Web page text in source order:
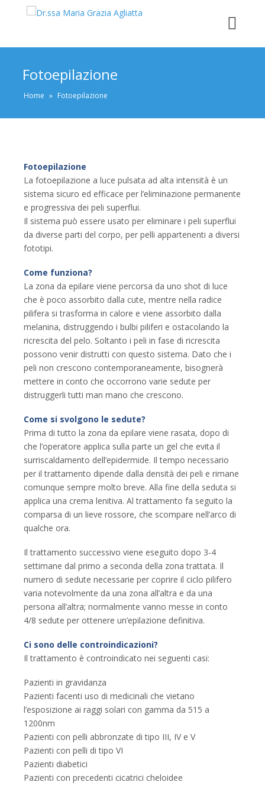
Fotoepilazione
Home » Fotoepilazione
Fotoepilazione
La fotoepilazione a luce pulsata ad alta intensità è un
sistema sicuro ed efficace per l’eliminazione permanente
e progressiva dei peli superflui.
Il sistema può essere usato per eliminare i peli superflui
da diverse parti del corpo, per pelli appartenenti a diversi
fototipi.
Come funziona?
La zona da epilare viene percorsa da uno shot di luce
che è poco assorbito dalla cute, mentre nella radice
pilifera si trasforma in calore e viene assorbito dalla
melanina, distruggendo i bulbi piliferi e ostacolando la
ricrescita del pelo. Soltanto i peli in fase di ricrescita
possono venir distrutti con questo sistema. Dato che i
peli non crescono contemporaneamente, bisognerà
mettere in conto che occorrono varie sedute per
distruggerli tutti man mano che crescono.
Come si svolgono le sedute?
Prima di tutto la zona da epilare viene rasata, dopo di
che l’operatore applica sulla parte un gel che evita il
surriscaldamento dell’epidermide. Il tempo necessario
per il trattamento dipende dalla densità dei peli e rimane
comunque sempre molto breve. Alla fine della seduta si
applica una crema lenitiva. Al trattamento fa seguito la
comparsa di un lieve rossore, che scompare nell’arco di
qualche ora.
Il trattamento successivo viene eseguito dopo 3-4
settimane dal primo a seconda della zona trattata. Il
numero di sedute necessarie per coprire il ciclo pilifero
varia notevolmente da una zona all’altra e da una
persona all’altra; normalmente vanno messe in conto
4/8 sedute per ottenere un’epilazione definitiva.
Ci sono delle controindicazioni?
Il trattamento è controindicato nei seguenti casi:
Pazienti in gravidanza
Pazienti facenti uso di medicinali che vietano
l’esposizione ai raggi solari con gamma da 515 a
1200nm
Pazienti con pelli abbronzate di tipo III, IV e V
Pazienti con pelli di tipo VI
Pazienti diabetici
Pazienti con precedenti cicatrici cheloidee